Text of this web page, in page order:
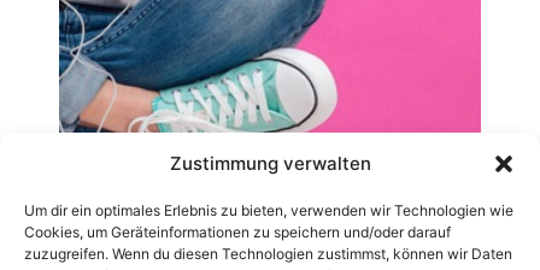
Zustimmung verwalten
Um dir ein optimales Erlebnis zu bieten, verwenden wir Technologien wie
Cookies, um Geräteinformationen zu speichern und/oder darauf
zuzugreifen. Wenn du diesen Technologien zustimmst, können wir Daten